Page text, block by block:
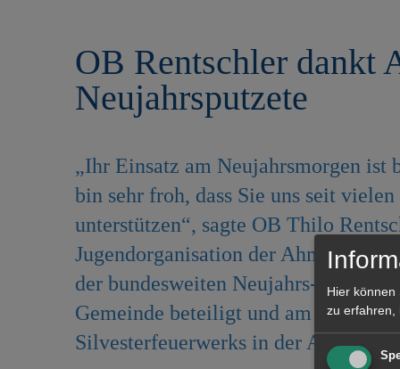
OB Rentschler dankt
Neujahrsputzete
„Ihr Einsatz am Neujahrsmorgen ist
bin sehr froh, dass Sie uns seit
unterstützen“, sagte OB Thilo
Jugendorganisation der Ahmadiyya
der bundesweiten Neujahrs-Aktion
Gemeinde beteiligt und am 1.
Silvesterfeuerwerks in der Aalener
Hier können
zu erfahren,